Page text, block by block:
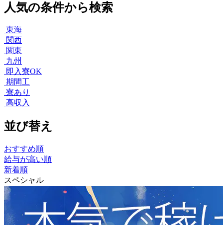
人気の条件から検索
東海
関西
関東
九州
即入寮OK
期間工
寮あり
高収入
並び替え
おすすめ順
給与が高い順
新着順
スペシャル